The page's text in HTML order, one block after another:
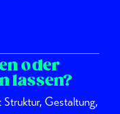
oder
lassen?
Gestaltung,